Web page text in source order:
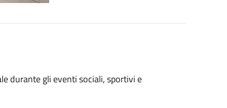
durante gli eventi sociali, sportivi e